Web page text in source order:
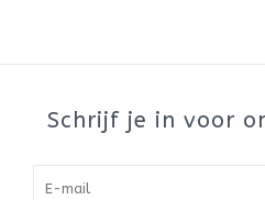
Schrijf je in voor